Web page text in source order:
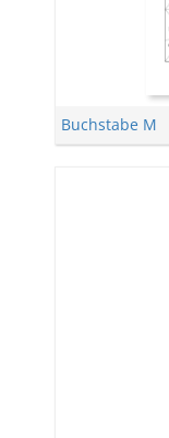
Buchstabe M